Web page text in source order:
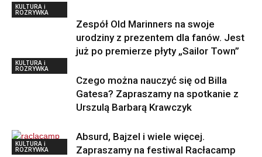
KULTURA i
ROZRYWKA
Zespół Old Marinners na swoje
urodziny z prezentem dla fanów. Jest
już po premierze płyty „Sailor Town”
KULTURA i
ROZRYWKA
Czego można nauczyć się od Billa
Gatesa? Zapraszamy na spotkanie z
Urszulą Barbarą Krawczyk
KULTURA i
ROZRYWKA
Absurd, Bajzel i wiele więcej.
Zapraszamy na festiwal Racłacamp